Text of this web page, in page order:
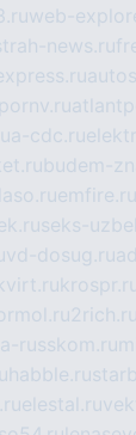
web-
news.ru
pornv.ru
a-cdc.ru
budem-
emfire.ru
seks-
vd-dosug.ru
2rich.ru
russkom.ru
habble.ru
elestal.ru